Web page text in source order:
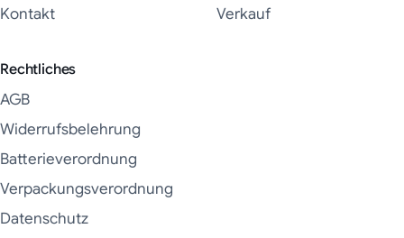
Kontakt
Verkauf
Rechtliches
AGB
Widerrufsbelehrung
Batterieverordnung
Verpackungsverordnung
Datenschutz